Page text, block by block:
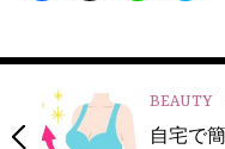
BEAUTY
自宅で